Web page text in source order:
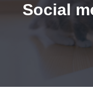
Social